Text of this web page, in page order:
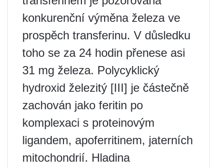
konkurenční výměna železa ve
prospěch transferinu. V důsledku
toho se za 24 hodin přenese asi
31 mg železa. Polycyklický
hydroxid železitý [III] je částečně
zachován jako feritin po
komplexaci s proteinovým
ligandem, apoferritinem, jaterních
mitochondrií. Hladina